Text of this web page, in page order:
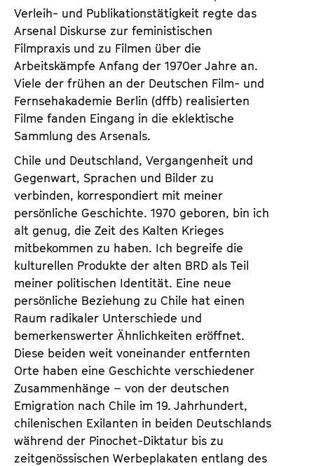
Verleih- und Publikationstätigkeit regte das
Arsenal Diskurse zur feministischen
Filmpraxis und zu Filmen über die
Arbeitskämpfe Anfang der 1970er Jahre an.
Viele der frühen an der Deutschen Film- und
Fernsehakademie Berlin (dffb) realisierten
Filme fanden Eingang in die eklektische
Sammlung des Arsenals.
Chile und Deutschland, Vergangenheit und
Gegenwart, Sprachen und Bilder zu
verbinden, korrespondiert mit meiner
persönliche Geschichte. 1970 geboren, bin ich
alt genug, die Zeit des Kalten Krieges
mitbekommen zu haben. Ich begreife die
kulturellen Produkte der alten BRD als Teil
meiner politischen Identität. Eine neue
persönliche Beziehung zu Chile hat einen
Raum radikaler Unterschiede und
bemerkenswerter Ähnlichkeiten eröffnet.
Diese beiden weit voneinander entfernten
Orte haben eine Geschichte verschiedener
Zusammenhänge – von der deutschen
Emigration nach Chile im 19. Jahrhundert,
chilenischen Exilanten in beiden Deutschlands
während der Pinochet-Diktatur bis zu
zeitgenössischen Werbeplakaten entlang des